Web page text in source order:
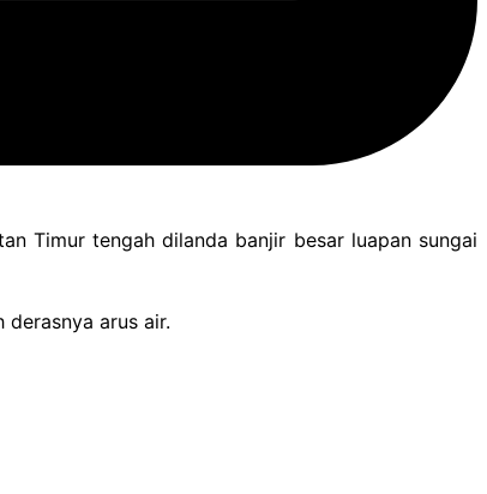
Timur tengah dilanda banjir besar luapan sungai
arus air.